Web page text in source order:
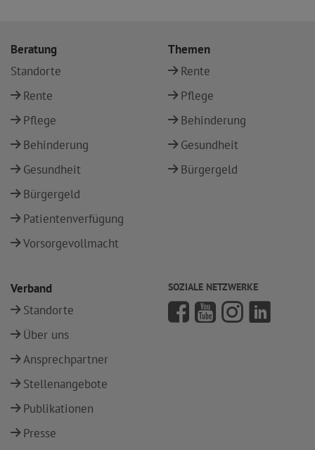
Beratung
Standorte
Rente
Pflege
Behinderung
Gesundheit
Bürgergeld
Patientenverfügung
Vorsorgevollmacht
Themen
Rente
Pflege
Behinderung
Gesundheit
Bürgergeld
Verband
Standorte
Über uns
Ansprechpartner
Stellenangebote
Publikationen
Presse
SOZIALE NETZWERKE